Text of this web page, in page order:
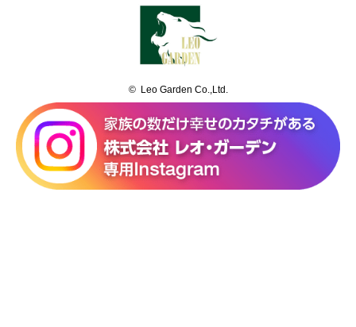
© Leo Garden Co.,Ltd.